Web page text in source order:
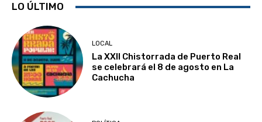
LO ÚLTIMO
LOCAL
La XXII Chistorrada de Puerto Real
se celebrará el 8 de agosto en La
Cachucha